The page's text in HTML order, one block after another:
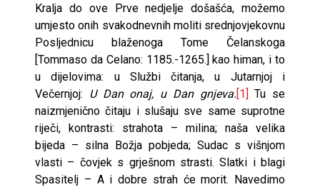
Kralja do ove Prve nedjelje došašća, možemo
umjesto onih svakodnevnih moliti srednjovjekovnu
Posljednicu blaženoga Tome Čelanskoga
[Tommaso da Celano: 1185.-1265.] kao himan, i to
u dijelovima: u Službi čitanja, u Jutarnjoj i
Večernjoj: U Dan onaj, u Dan gnjeva.[1] Tu se
naizmjenično čitaju i slušaju sve same suprotne
riječi, kontrasti: strahota – milina; naša velika
bijeda – silna Božja pobjeda; Sudac s višnjom
vlasti – čovjek s grješnom strasti. Slatki i blagi
Spasitelj – A i dobre strah će morit. Navedimo